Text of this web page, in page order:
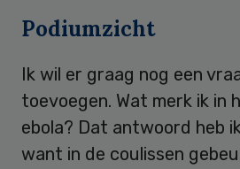
Podiumzicht
Ik wil er graag nog een
toevoegen. Wat merk ik in
ebola? Dat antwoord heb
want in de coulissen